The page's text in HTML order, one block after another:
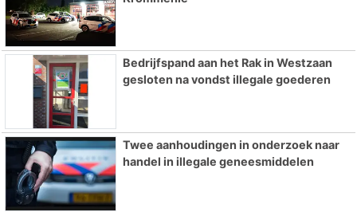
Bedrijfspand aan het Rak in Westzaan
gesloten na vondst illegale goederen
Twee aanhoudingen in onderzoek naar
handel in illegale geneesmiddelen